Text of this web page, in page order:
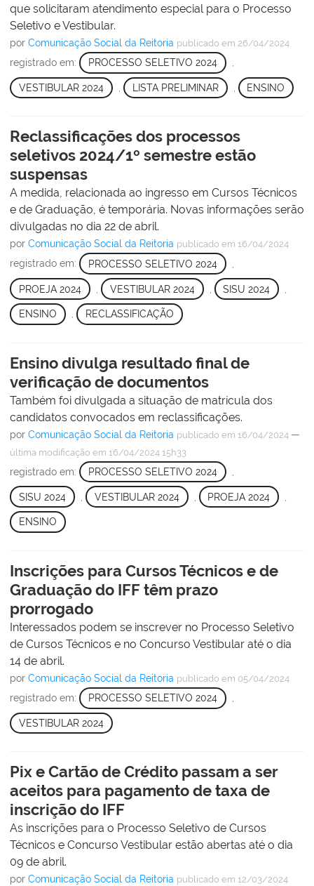
que solicitaram atendimento especial para o Processo
Seletivo e Vestibular.
por Comunicação Social da Reitoria publicado em 26/04/2024
registrado em: PROCESSO SELETIVO 2024 ,
VESTIBULAR 2024 LISTA PRELIMINAR ENSINO
Reclassificações dos processos
seletivos 2024/1º semestre estão
suspensas
A medida, relacionada ao ingresso em Cursos Técnicos
e de Graduação, é temporária. Novas informações serão
divulgadas no dia 22 de abril.
por Comunicação Social da Reitoria publicado em 16/04/2024
registrado em: PROCESSO SELETIVO 2024
PROEJA 2024 VESTIBULAR 2024 SISU 2024
ENSINO , RECLASSIFICAÇÃO
Ensino divulga resultado final de
verificação de documentos
Também foi divulgada a situação de matrícula dos
candidatos convocados em reclassificações.
por Comunicação Social da Reitoria publicado em 16/04/2024 —
última modificação em 16/04/2024 15h33
registrado em: PROCESSO SELETIVO 2024
SISU 2024 VESTIBULAR 2024 PROEJA 2024
ENSINO
Inscrições para Cursos Técnicos e de
Graduação do IFF têm prazo
prorrogado
Interessados podem se inscrever no Processo Seletivo
de Cursos Técnicos e no Concurso Vestibular até o dia
14 de abril.
por Comunicação Social da Reitoria publicado em 05/04/2024
registrado em: PROCESSO SELETIVO 2024
VESTIBULAR 2024
Pix e Cartão de Crédito passam a ser
aceitos para pagamento de taxa de
inscrição do IFF
As inscrições para o Processo Seletivo de Cursos
Técnicos e Concurso Vestibular estão abertas até o dia
09 de abril.
por Comunicação Social da Reitoria publicado em 12/03/2024